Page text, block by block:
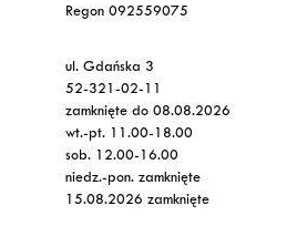
Regon 092559075
ul. Gdańska 3
52-321-02-11
zamknięte do 08.08.2026
wt.-pt. 11.00-18.00
sob. 12.00-16.00
niedz.-pon. zamknięte
15.08.2026 zamknięte